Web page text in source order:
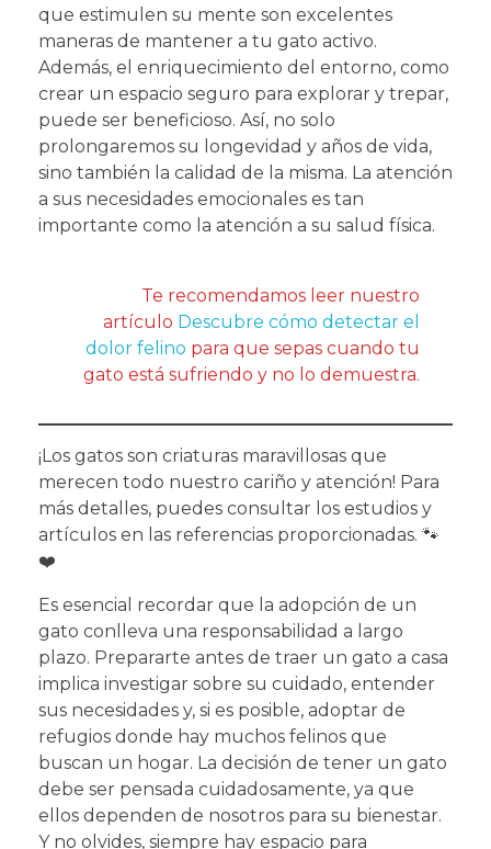
que estimulen su mente son excelentes
maneras de mantener a tu gato activo.
Además, el enriquecimiento del entorno, como
crear un espacio seguro para explorar y trepar,
puede ser beneficioso. Así, no solo
prolongaremos su longevidad y años de vida,
sino también la calidad de la misma. La atención
a sus necesidades emocionales es tan
importante como la atención a su salud física.
Te recomendamos leer nuestro
artículo Descubre cómo detectar el
dolor felino para que sepas cuando tu
gato está sufriendo y no lo demuestra.
¡Los gatos son criaturas maravillosas que
merecen todo nuestro cariño y atención! Para
más detalles, puedes consultar los estudios y
artículos en las referencias proporcionadas. 🐾
❤️
Es esencial recordar que la adopción de un
gato conlleva una responsabilidad a largo
plazo. Prepararte antes de traer un gato a casa
implica investigar sobre su cuidado, entender
sus necesidades y, si es posible, adoptar de
refugios donde hay muchos felinos que
buscan un hogar. La decisión de tener un gato
debe ser pensada cuidadosamente, ya que
ellos dependen de nosotros para su bienestar.
Y no olvides, siempre hay espacio para